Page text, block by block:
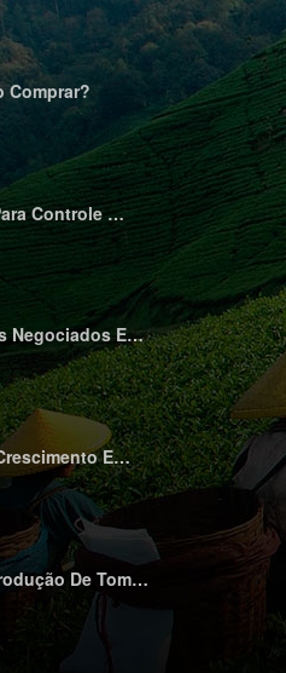
Comprar?
Controle …
Negociados E…
E…
De Tom…